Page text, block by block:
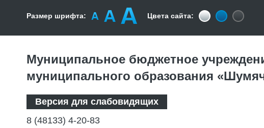
Размер шрифта: Цвета сайта:
Муниципальное бюджетное
муниципального образования
Версия для слабовидящих
8 (48133) 4-20-83